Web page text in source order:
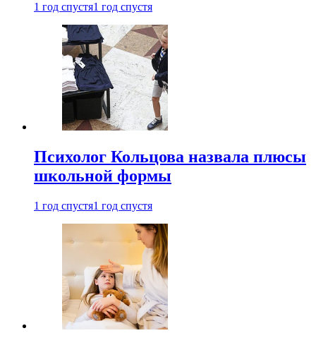
1 год спустя1 год спустя
Психолог Кольцова назвала плюсы
школьной формы
1 год спустя1 год спустя